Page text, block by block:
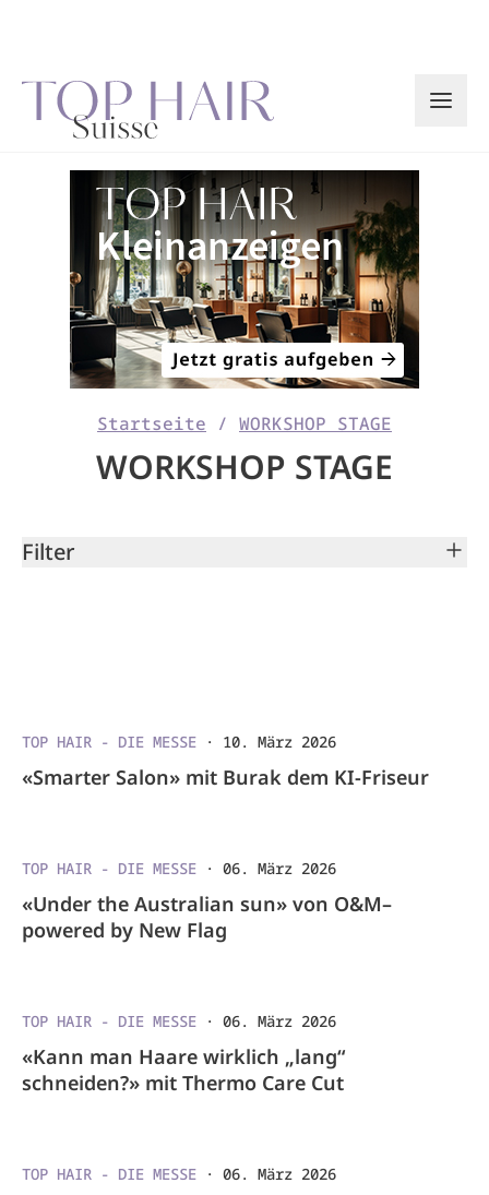
Startseite / WORKSHOP STAGE
WORKSHOP STAGE
TOP HAIR - DIE MESSE · 10. März 2026
«Smarter Salon» mit Burak dem KI-Friseur
TOP HAIR - DIE MESSE · 06. März 2026
«Under the Australian sun» von O&M–
powered by New Flag
TOP HAIR - DIE MESSE · 06. März 2026
«Kann man Haare wirklich „lang“
schneiden?» mit Thermo Care Cut
TOP HAIR - DIE MESSE · 06. März 2026
Filter